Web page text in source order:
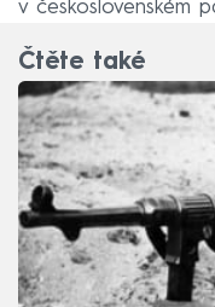
v československém
Čtěte také